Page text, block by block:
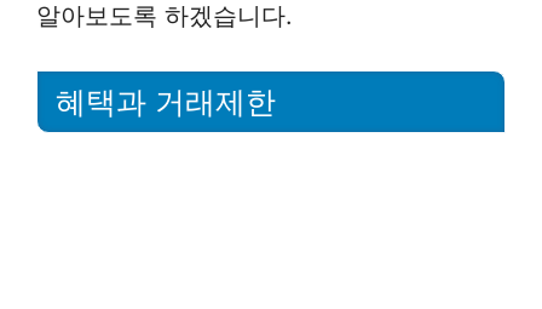
알아보도록 하겠습니다.
혜택과 거래제한